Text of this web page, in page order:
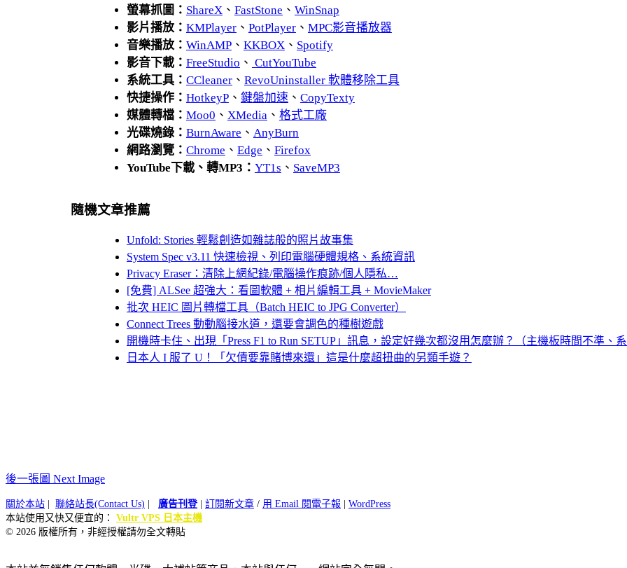
螢幕抓圖： ShareX、 FastStone 、 WinSnap
影片播放： KMPlayer、 PotPlayer、 MPC影音播放器
音樂播放： WinAMP、 KKBOX、 Spotify
影音下載： FreeStudio 、 CutYouTube
系統工具： CCleaner、 RevoUninstaller 軟體移除工具
快捷操作： HotkeyP、 鍵盤加速、 CopyTexty
媒體轉檔： Moo0 、 XMedia、 格式工廠
光碟燒錄： BurnAware 、 AnyBurn
網路瀏覽： Chrome 、 Edge 、 Firefox
YouTube下載、轉MP3： YT1s 、 SaveMP3
隨機文章推薦
Unfold: Stories 輕鬆創造如雜誌般的照片故事集
System Spec v3.11 快速檢視、列印電腦硬體規格、系統資訊
Privacy Eraser：清除上網紀錄/電腦操作痕跡/個人隱私…
[免費] ALSee 超強大：看圖軟體 + 相片編輯工具 + MovieMaker
批次 HEIC 圖片轉檔工具（Batch HEIC to JPG Converter）
Connect Trees 動動腦接水道，還要會調色的種樹遊戲
開機時卡住、出現「Press F1 to Run SETUP」訊息，設定好幾次都沒用怎麼辦？（主機板時間不準、
日本人 I 服了 U！「欠債要靠賭博來還」這是什麼超扭曲的另類手遊？
後一張圖 Next Image
關於本站 聯絡站長(Contact Us) 廣告刊登| 訂閱新文章 / 用 Email 閱電子報
WordPress
本站使用又快又便宜的： Vultr VPS 日本主機
© 2026 版權所有，非經授權請勿全文轉貼